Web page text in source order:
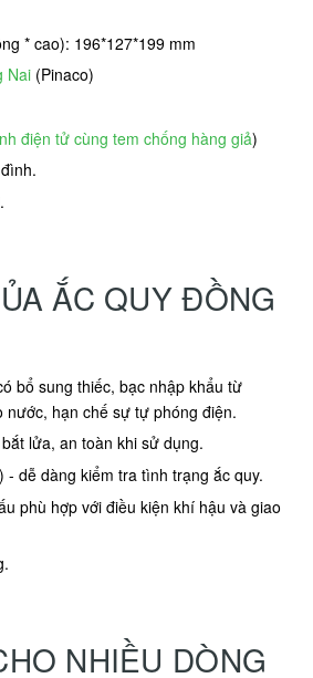
* cao): 196*127*199 mm
Nai (Pinaco)
điện tử cùng tem chống hàng giả)
ẮC QUY ĐỒNG
bổ sung thiếc, bạc nhập khẩu từ
nước, hạn chế sự tự phóng điện.
lửa, an toàn khi sử dụng.
- dễ dàng kiểm tra tình trạng ắc quy.
phù hợp với điều kiện khí hậu và giao
NHIỀU DÒNG